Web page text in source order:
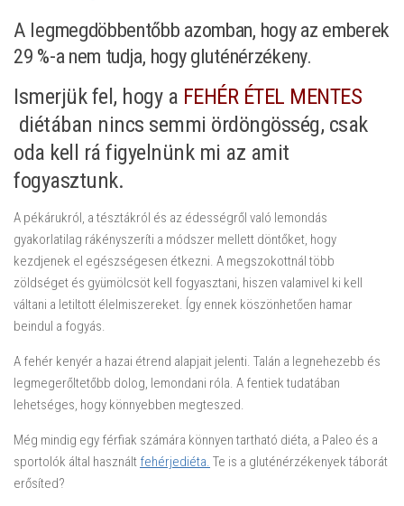
A legmegdöbbentőbb azomban, hogy az emberek
29 %-a nem tudja, hogy gluténérzékeny.
Ismerjük fel, hogy a FEHÉR ÉTEL MENTES
diétában nincs semmi ördöngösség, csak
oda kell rá figyelnünk mi az amit
fogyasztunk.
A pékárukról, a tésztákról és az édességről való lemondás
gyakorlatilag rákényszeríti a módszer mellett döntőket, hogy
kezdjenek el egészségesen étkezni. A megszokottnál több
zöldséget és gyümölcsöt kell fogyasztani, hiszen valamivel ki kell
váltani a letiltott élelmiszereket. Így ennek köszönhetően hamar
beindul a fogyás.
A fehér kenyér a hazai étrend alapjait jelenti. Talán a legnehezebb és
legmegerőltetőbb dolog, lemondani róla. A fentiek tudatában
lehetséges, hogy könnyebben megteszed.
Még mindig egy férfiak számára könnyen tartható diéta, a Paleo és a
sportolók által használt fehérjediéta. Te is a gluténérzékenyek táborát
erősíted?